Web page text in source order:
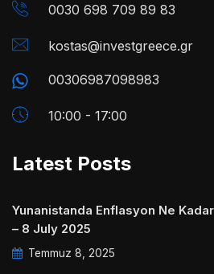
0030 698 709 89 83
kostas@investgreece.gr
00306987098983
10:00 - 17:00
Latest Posts
Yunanistanda Enflasyon Ne
– 8 July 2025
Temmuz 8, 2025